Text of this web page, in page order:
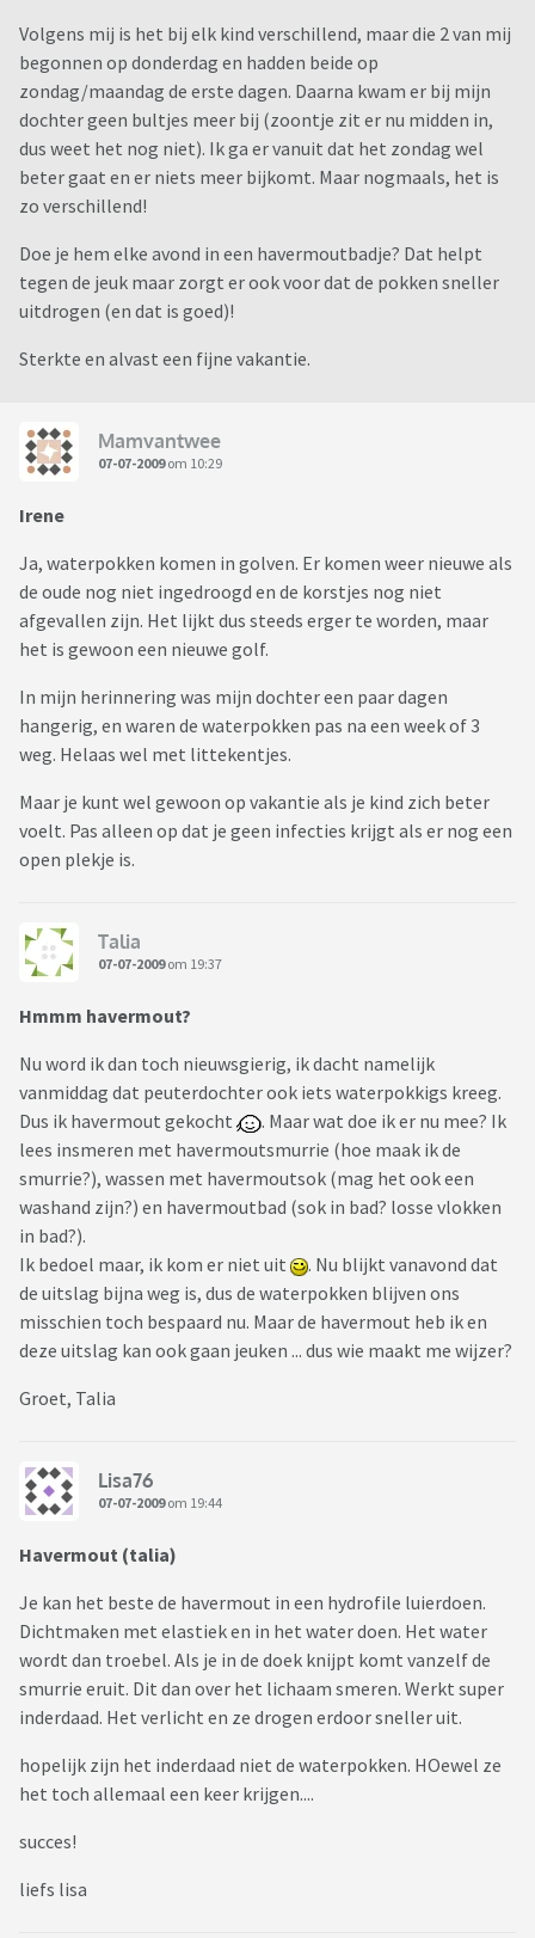
Volgens mij is het bij elk kind verschillend, maar die 2 van mij
begonnen op donderdag en hadden beide op
zondag/maandag de erste dagen. Daarna kwam er bij mijn
dochter geen bultjes meer bij (zoontje zit er nu midden in,
dus weet het nog niet). Ik ga er vanuit dat het zondag wel
beter gaat en er niets meer bijkomt. Maar nogmaals, het is
zo verschillend!
Doe je hem elke avond in een havermoutbadje? Dat helpt
tegen de jeuk maar zorgt er ook voor dat de pokken sneller
uitdrogen (en dat is goed)!
Sterkte en alvast een fijne vakantie.
Mamvantwee
07-07-2009om 10:29
Irene
Ja, waterpokken komen in golven. Er komen weer nieuwe als
de oude nog niet ingedroogd en de korstjes nog niet
afgevallen zijn. Het lijkt dus steeds erger te worden, maar
het is gewoon een nieuwe golf.
In mijn herinnering was mijn dochter een paar dagen
hangerig, en waren de waterpokken pas na een week of 3
weg. Helaas wel met littekentjes.
Maar je kunt wel gewoon op vakantie als je kind zich beter
voelt. Pas alleen op dat je geen infecties krijgt als er nog een
open plekje is.
Talia
07-07-2009om 19:37
Hmmm havermout?
Nu word ik dan toch nieuwsgierig, ik dacht namelijk
vanmiddag dat peuterdochter ook iets waterpokkigs kreeg.
Dus ik havermout gekocht
. Maar wat doe ik er nu mee? Ik
lees insmeren met havermoutsmurrie (hoe maak ik de
smurrie?), wassen met havermoutsok (mag het ook een
washand zijn?) en havermoutbad (sok in bad? losse vlokken
in bad?).
Ik bedoel maar, ik kom er niet uit
. Nu blijkt vanavond dat
de uitslag bijna weg is, dus de waterpokken blijven ons
misschien toch bespaard nu. Maar de havermout heb ik en
deze uitslag kan ook gaan jeuken ... dus wie maakt me wijzer?
Groet, Talia
Lisa76
07-07-2009om 19:44
Havermout (talia)
Je kan het beste de havermout in een hydrofile luierdoen.
Dichtmaken met elastiek en in het water doen. Het water
wordt dan troebel. Als je in de doek knijpt komt vanzelf de
smurrie eruit. Dit dan over het lichaam smeren. Werkt super
inderdaad. Het verlicht en ze drogen erdoor sneller uit.
hopelijk zijn het inderdaad niet de waterpokken. HOewel ze
het toch allemaal een keer krijgen....
succes!
liefs lisa